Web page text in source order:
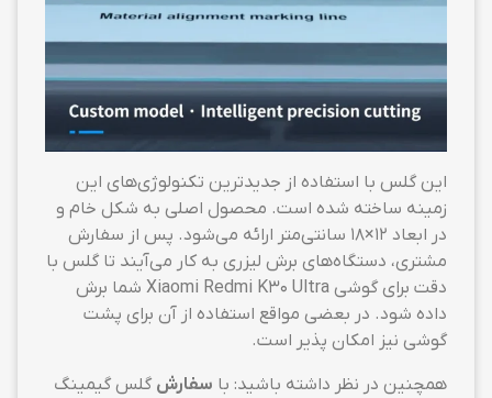
این گلس با استفاده از جدیدترین تکنولوژی‌های این
زمینه ساخته شده است. محصول اصلی به شکل خام و
در ابعاد ۱۲×۱۸ سانتی‌متر ارائه می‌شود. پس از سفارش
مشتری، دستگاه‌های برش لیزری به کار می‌آیند تا گلس با
دقت برای گوشی Xiaomi Redmi K30 Ultra شما برش
داده شود. در بعضی مواقع استفاده از آن برای پشت
گوشی نیز امکان پذیر است.
همچنین در نظر داشته باشید: با سفارش گلس گیمینگ